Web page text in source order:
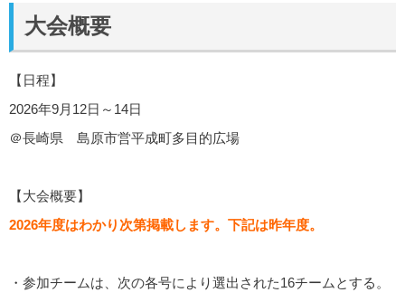
大会概要
【日程】
2026年9月12日～14日
＠長崎県 島原市営平成町多目的広場
【大会概要】
2026年度はわかり次第掲載します。下記は昨年度。
・参加チームは、次の各号により選出された16チームとする。